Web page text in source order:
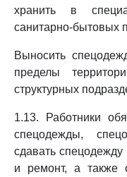
хранить в
санитарно-бытовых
Выносить
пределы
структурных
1.13. Работники
спецодежды,
сдавать спецодежду
и ремонт, а также